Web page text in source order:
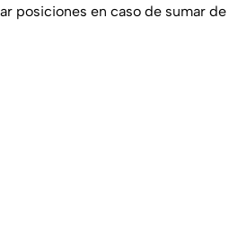
posiciones en caso de sumar de